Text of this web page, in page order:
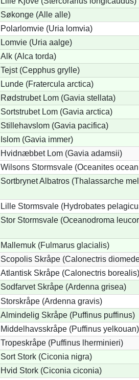
Søkonge (Alle alle)
Polarlomvie (Uria lomvia)
Lomvie (Uria aalge)
Alk (Alca torda)
Tejst (Cepphus grylle)
Lunde (Fratercula arctica)
Rødstrubet Lom (Gavia stellata)
Sortstrubet Lom (Gavia arctica)
Stillehavslom (Gavia pacifica)
Islom (Gavia immer)
Hvidnæbbet Lom (Gavia adamsii)
Wilsons Stormsvale (Oceanites
Sortbrynet Albatros (Thalassarche
Lille Stormsvale (Hydrobates
Stor Stormsvale (Oceanodroma
Mallemuk (Fulmarus glacialis)
Scopolis Skråpe (Calonectris
Atlantisk Skråpe (Calonectris borealis)
Sodfarvet Skråpe (Ardenna grisea)
Storskråpe (Ardenna gravis)
Almindelig Skråpe (Puffinus puffinus)
Middelhavsskråpe (Puffinus yelkouan)
Tropeskråpe (Puffinus lherminieri)
Sort Stork (Ciconia nigra)
Hvid Stork (Ciconia ciconia)